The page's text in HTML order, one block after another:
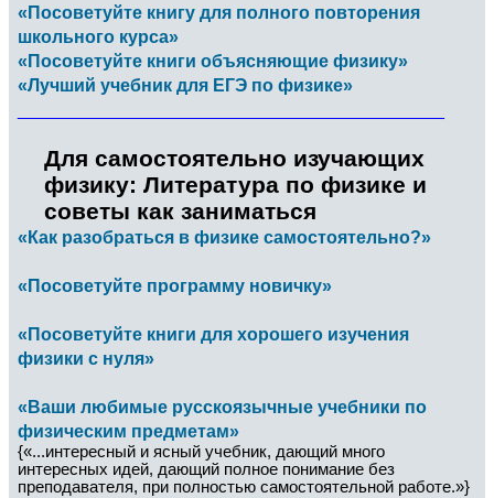
«Посоветуйте книгу для полного повторения
школьного курса»
«Посоветуйте книги объясняющие физику»
«Лучший учебник для ЕГЭ по физике»
Для самостоятельно изучающих
физику: Литература по физике и
советы как заниматься
«Как разобраться в физике самостоятельно?»
«Посоветуйте программу новичку»
«Посоветуйте книги для хорошего изучения
физики с нуля»
«Ваши любимые русскоязычные учебники по
физическим предметам»
{«...интересный и ясный учебник, дающий много
интересных идей, дающий полное понимание без
преподавателя, при полностью самостоятельной работе.»}